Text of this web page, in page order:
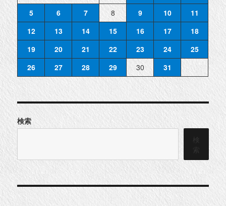
5
6 7 8 9 10
11
12
13 14 15 16 17
18
19
20 21 22 23 24
25
26
27 28 29 30 31
検索
検
索